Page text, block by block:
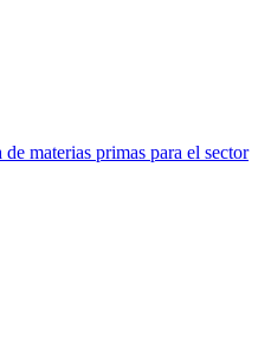
materias primas para el sector